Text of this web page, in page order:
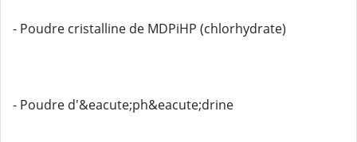
- Poudre cristalline de MDPiHP (chlorhydrate)
- Poudre d'&eacute;ph&eacute;drine